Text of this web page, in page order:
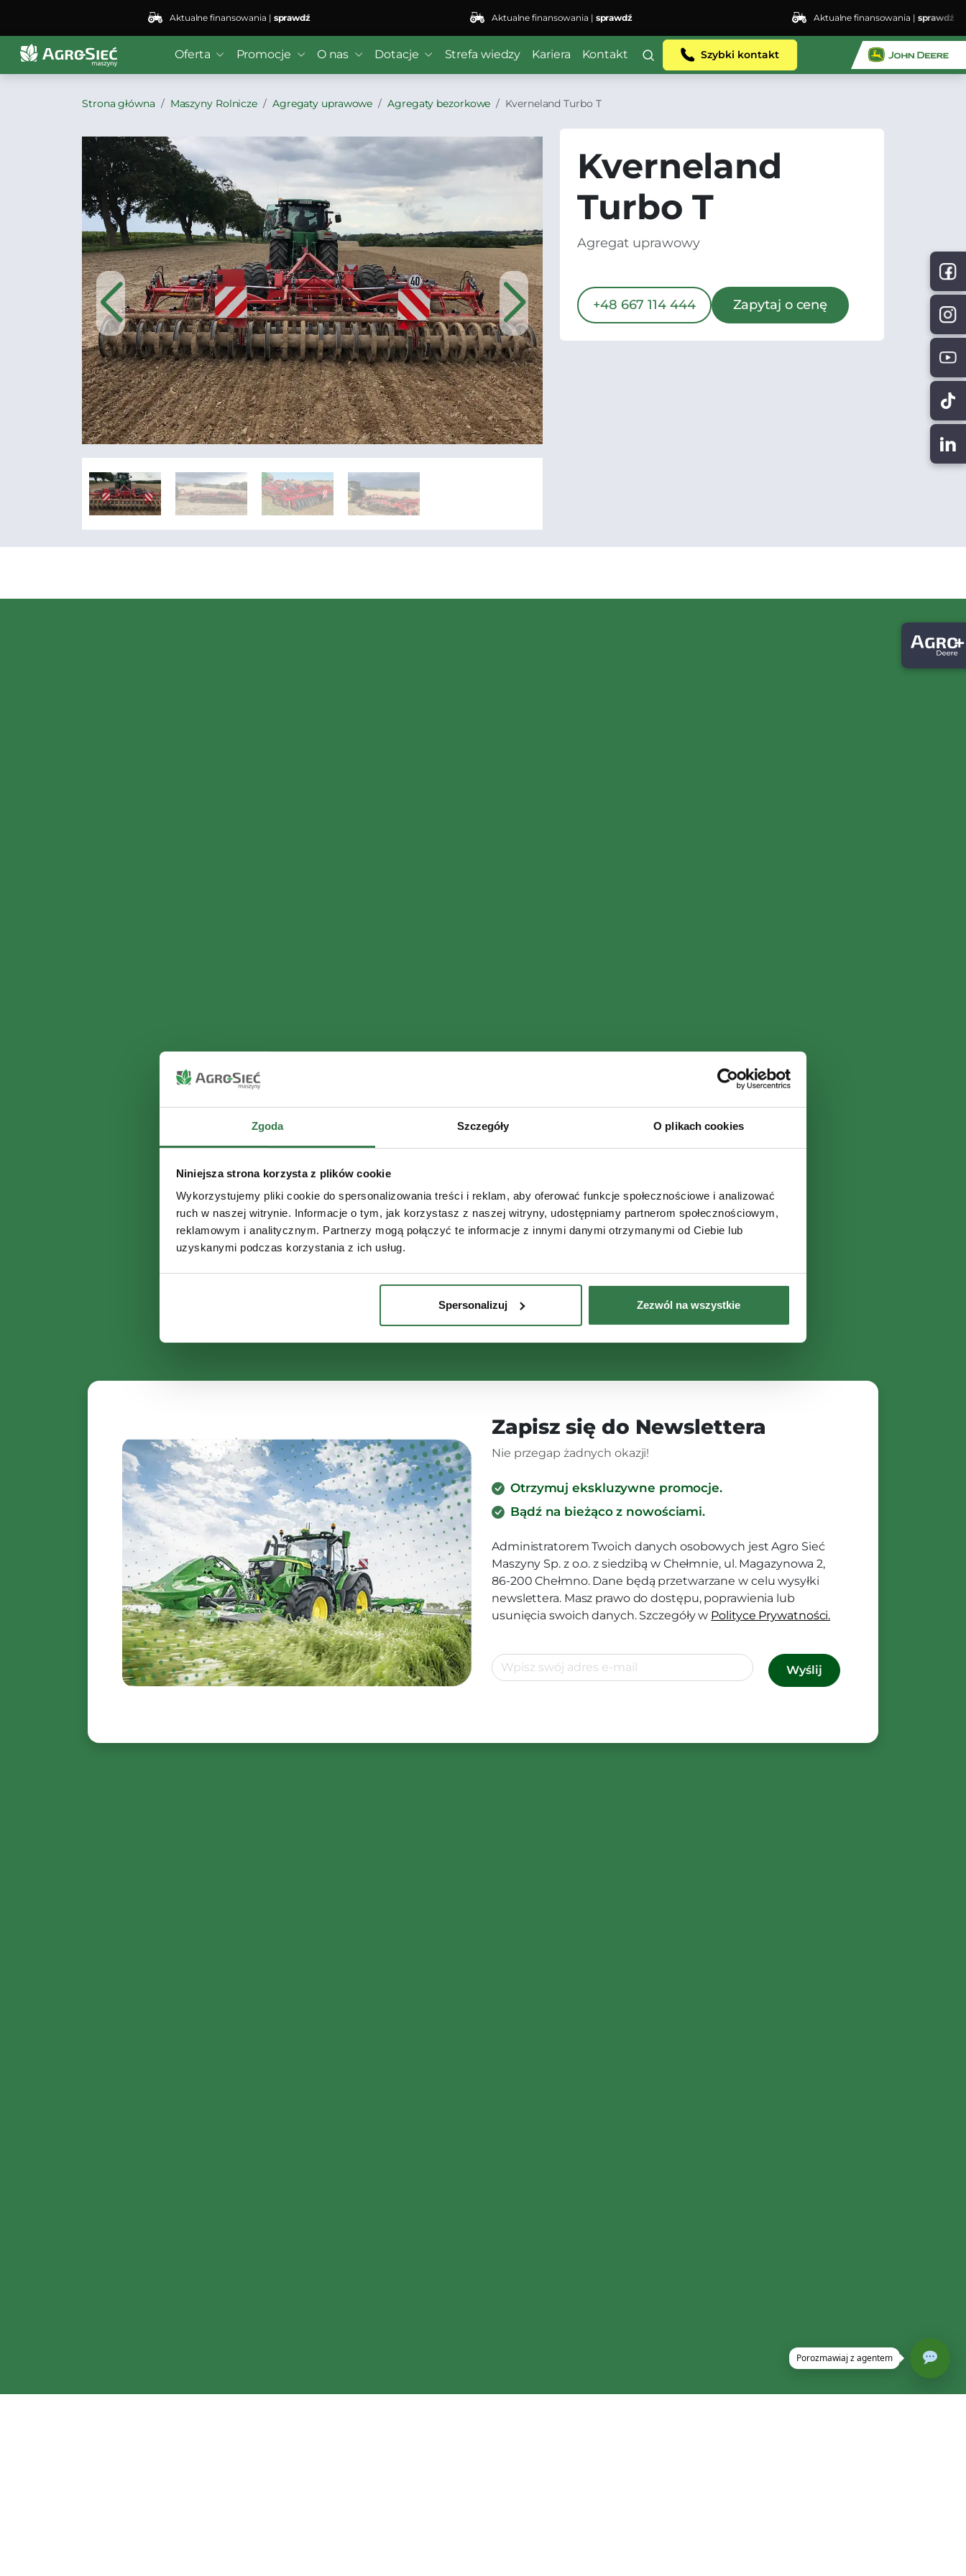
Zgoda Szczegóły O plikach cookies
Niniejsza strona korzysta z plików cookie
Wykorzystujemy pliki cookie do spersonalizowania treści i reklam, aby oferować funkcje społecznościowe i analizować
ruch w naszej witrynie. Informacje o tym, jak korzystasz z naszej witryny, udostępniamy partnerom społecznościowym,
reklamowym i analitycznym. Partnerzy mogą połączyć te informacje z innymi danymi otrzymanymi od Ciebie lub
uzyskanymi podczas korzystania z ich usług.
Spersonalizuj Zezwól na wszystkie
Aktualne finansowania |sprawdź Aktualne finansowania |sprawdź Aktualne finansowania |sprawdź
Oferta Promocje O nas Dotacje Strefa wiedzy Kariera Kontakt Szybki kontakt
Strona główna Maszyny Rolnicze Agregaty uprawowe Agregaty bezorkowe Kverneland Turbo T
Kverneland
Turbo T
Agregat uprawowy
+48 667 114 444 Zapytaj o cenę
Zapisz się do Newslettera
Nie przegap żadnych okazji!
Otrzymuj ekskluzywne promocje.
Bądź na bieżąco z nowościami.
Administratorem Twoich danych osobowych jest Agro Sieć
Maszyny Sp. z o.o. z siedzibą w Chełmnie, ul. Magazynowa 2,
86-200 Chełmno. Dane będą przetwarzane w celu wysyłki
newslettera. Masz prawo do dostępu, poprawienia lub
usunięcia swoich danych. Szczegóły w Polityce Prywatności.